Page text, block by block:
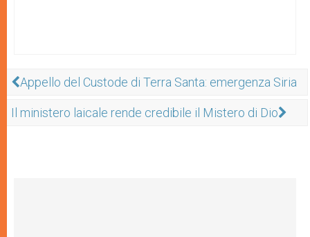
Appello del Custode di Terra Santa: emergenza Siria
Il ministero laicale rende credibile il Mistero di Dio